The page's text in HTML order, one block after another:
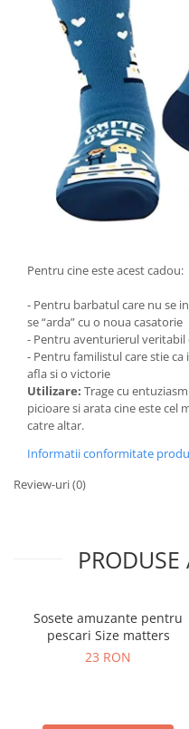
Pentru cine este acest cadou:
- Pentru barbatul care nu se
se “arda” cu o noua casatorie
- Pentru aventurierul veritabil
- Pentru familistul care stie
afla si o victorie
Utilizare: Trage cu
picioare si arata cine este cel
catre altar.
Informatii conformitate
Review-uri(0)
PRODUSE
Sosete amuzante pentru
pescari Size matters
23 RON